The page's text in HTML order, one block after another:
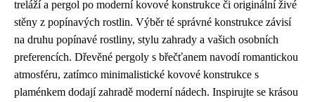
treláží a pergol po moderní kovové konstrukce či originální živé
stěny z popínavých rostlin. Výběr té správné konstrukce závisí
na druhu popínavé rostliny, stylu zahrady a vašich osobních
preferencích. Dřevěné pergoly s břečťanem navodí romantickou
atmosféru, zatímco minimalistické kovové konstrukce s
plaménkem dodají zahradě moderní nádech. Inspirujte se krásou